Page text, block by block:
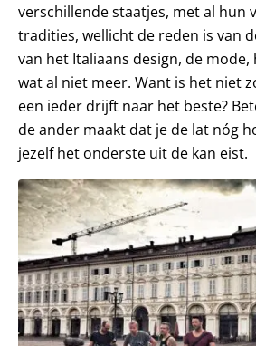
verschillende staatjes, met al hun
tradities, wellicht de reden is van
van het Italiaans design, de
wat al niet meer. Want is het niet
een ieder drijft naar het beste?
de ander maakt dat je de lat nóg
jezelf het onderste uit de kan eist.